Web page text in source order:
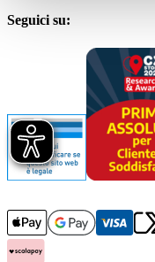
Seguici su: